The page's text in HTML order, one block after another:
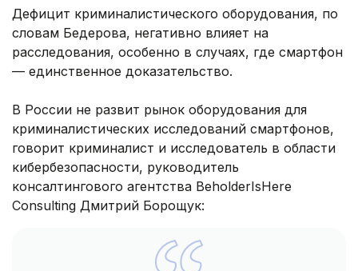
Дефицит криминалистического оборудования, по
словам Бедерова, негативно влияет на
расследования, особенно в случаях, где смартфон
— единственное доказательство.
В России не развит рынок оборудования для
криминалистических исследований смартфонов,
говорит криминалист и исследователь в области
кибербезопасности, руководитель
консалтингового агентства BeholderIsHere
Consulting Дмитрий Борощук: